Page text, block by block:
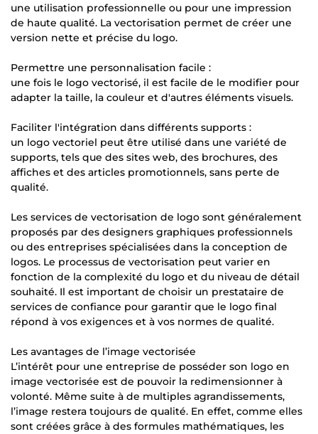
une utilisation professionnelle ou pour une impression
de haute qualité. La vectorisation permet de créer une
version nette et précise du logo.
Permettre une personnalisation facile :
une fois le logo vectorisé, il est facile de le modifier pour
adapter la taille, la couleur et d'autres éléments visuels.
Faciliter l'intégration dans différents supports :
un logo vectoriel peut être utilisé dans une variété de
supports, tels que des sites web, des brochures, des
affiches et des articles promotionnels, sans perte de
qualité.
Les services de vectorisation de logo sont généralement
proposés par des designers graphiques professionnels
ou des entreprises spécialisées dans la conception de
logos. Le processus de vectorisation peut varier en
fonction de la complexité du logo et du niveau de détail
souhaité. Il est important de choisir un prestataire de
services de confiance pour garantir que le logo final
répond à vos exigences et à vos normes de qualité.
Les avantages de l’image vectorisée
L’intérêt pour une entreprise de posséder son logo en
image vectorisée est de pouvoir la redimensionner à
volonté. Même suite à de multiples agrandissements,
l’image restera toujours de qualité. En effet, comme elles
sont créées grâce à des formules mathématiques, les